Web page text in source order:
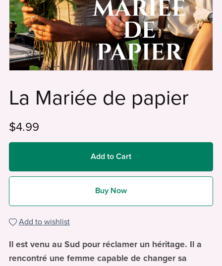
La Mariée de papier
$4.99
Add to Cart
Buy Now
Add to wishlist
Il est venu au Sud pour réclamer un héritage. Il a
rencontré une femme capable de changer sa